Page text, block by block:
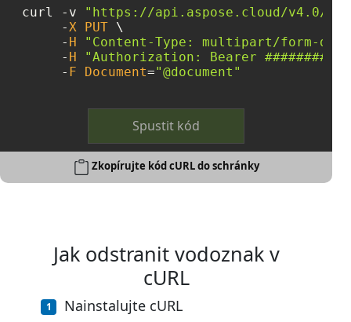
curl
- v
"https://api.aspose.cloud/v4.0/
-X PUT \
- H
"Content-Type: multipart/form-
- H
"Authorization: Bearer
- F Document="@document"
Spustit kód
Zkopírujte kód cURL do schránky
Jak odstranit vodoznak v
cURL
Nainstalujte cURL